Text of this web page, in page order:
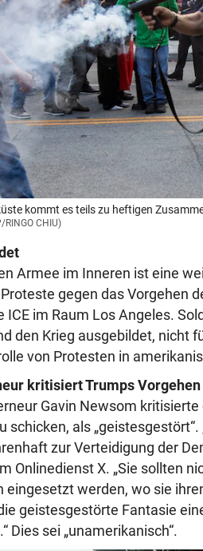
kommt es teils zu heftigen
RINGO CHIU)
Armee im Inneren ist eine
gegen das Vorgehen
ICE im Raum Los Angeles.
den Krieg ausgebildet, nicht
von Protesten in
kritisiert Trumps
Gavin Newsom kritisierte
als „geistesgestört“.
zur Verteidigung der
Onlinedienst X. „Sie sollten
eingesetzt werden, wo sie
geistesgestörte Fantasie
Dies sei „unamerikanisch“.